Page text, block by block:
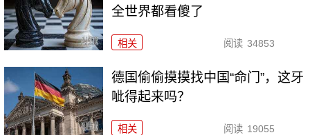
全世界都看傻了
相关 阅读 34853
德国偷偷摸摸找中国“命门”，这牙
呲得起来吗？
相关 阅读 19055